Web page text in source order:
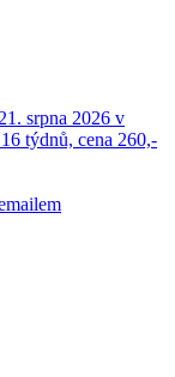
srpna 2026 v
týdnů, cena 260,-